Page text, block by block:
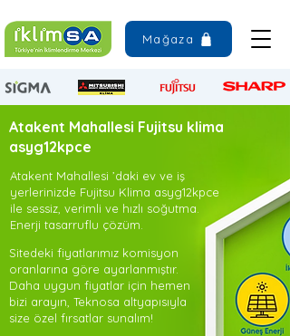
Mağaza
Atakent Mahallesi Fujitsu klima
asyg12kpce
Atakent Mahallesi ’daki ev ve iş
yerlerinizde Fujitsu Klima asyg12kpce
ile sessiz, verimli ve hızlı soğutma.
Enerji tasarruflu çözüm.
Sitedeki fiyatlarımız komisyon
oranlarına göre ayarlanmıştır.
Daha uygun fiyatlar için hemen
bizi arayın, Teknosa altyapısıyla
size özel fırsatlar sunalım!